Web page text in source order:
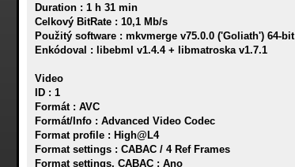
Duration : 1 h 31 min
Celkový BitRate : 10,1 Mb/s
Použitý software : mkvmerge v75.0.0 ('Goliath') 64-bit
Enkódoval : libebml v1.4.4 + libmatroska v1.7.1
Video
ID : 1
Formát : AVC
Formát/Info : Advanced Video Codec
Format profile : High@L4
Format settings : CABAC / 4 Ref Frames
Format settings, CABAC : Ano